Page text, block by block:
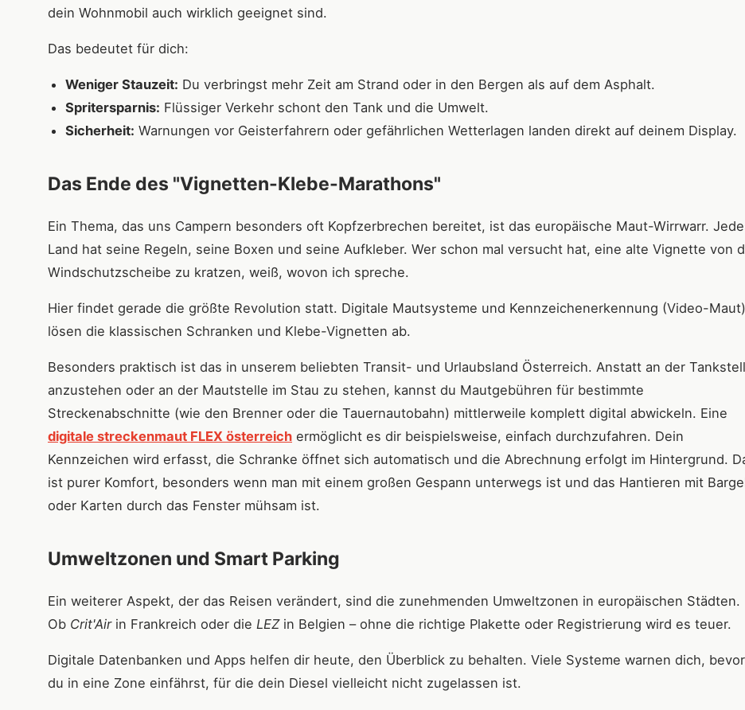
dein Wohnmobil auch wirklich geeignet sind.
Das bedeutet für dich:
Weniger Stauzeit: Du verbringst mehr Zeit am Strand oder in den Bergen als auf dem Asphalt.
Spritersparnis: Flüssiger Verkehr schont den Tank und die Umwelt.
Sicherheit: Warnungen vor Geisterfahrern oder gefährlichen Wetterlagen landen direkt auf deinem Display.
Das Ende des "Vignetten-Klebe-Marathons"
Ein Thema, das uns Campern besonders oft Kopfzerbrechen bereitet, ist das europäische Maut-Wirrwarr.
Land hat seine Regeln, seine Boxen und seine Aufkleber. Wer schon mal versucht hat, eine alte Vignette von
Windschutzscheibe zu kratzen, weiß, wovon ich spreche.
Hier findet gerade die größte Revolution statt. Digitale Mautsysteme und Kennzeichenerkennung (Video-Maut)
lösen die klassischen Schranken und Klebe-Vignetten ab.
Besonders praktisch ist das in unserem beliebten Transit- und Urlaubsland Österreich. Anstatt an der
anzustehen oder an der Mautstelle im Stau zu stehen, kannst du Mautgebühren für bestimmte
Streckenabschnitte (wie den Brenner oder die Tauernautobahn) mittlerweile komplett digital abwickeln. Eine
digitale streckenmaut FLEX österreich ermöglicht es dir beispielsweise, einfach durchzufahren. Dein
Kennzeichen wird erfasst, die Schranke öffnet sich automatisch und die Abrechnung erfolgt im Hintergrund.
ist purer Komfort, besonders wenn man mit einem großen Gespann unterwegs ist und das Hantieren mit
oder Karten durch das Fenster mühsam ist.
Umweltzonen und Smart Parking
Ein weiterer Aspekt, der das Reisen verändert, sind die zunehmenden Umweltzonen in europäischen Städten.
Ob Crit'Airin Frankreich oder die LEZin Belgien – ohne die richtige Plakette oder Registrierung wird es teuer.
Digitale Datenbanken und Apps helfen dir heute, den Überblick zu behalten. Viele Systeme warnen dich, bevor
du in eine Zone einfährst, für die dein Diesel vielleicht nicht zugelassen ist.